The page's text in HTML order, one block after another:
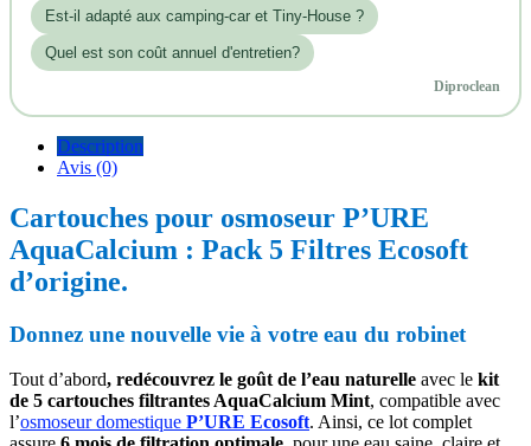
Est‑il adapté aux camping-car et Tiny-House ?
Quel est son coût annuel d'entretien?
Diproclean
Description
Avis (0)
Cartouches pour osmoseur P’URE
AquaCalcium : Pack 5 Filtres Ecosoft
d’origine.
Donnez une nouvelle vie à votre eau du robinet
Tout d’abord, redécouvrez le goût de l’eau naturelle avec le kit
de 5 cartouches filtrantes AquaCalcium Mint, compatible avec
l’osmoseur domestique P’URE Ecosoft. Ainsi, ce lot complet